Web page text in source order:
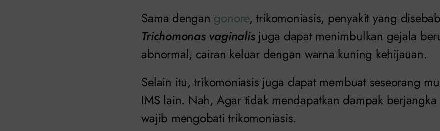
Sama dengan gonore, trikomoniasis, penyakit yang
Trichomonas vaginalis juga dapat menimbulkan gejala
abnormal, cairan keluar dengan warna kuning kehijauan.
Selain itu, trikomoniasis juga dapat membuat seseorang
IMS lain. Nah, Agar tidak mendapatkan dampak
wajib mengobati trikomoniasis.